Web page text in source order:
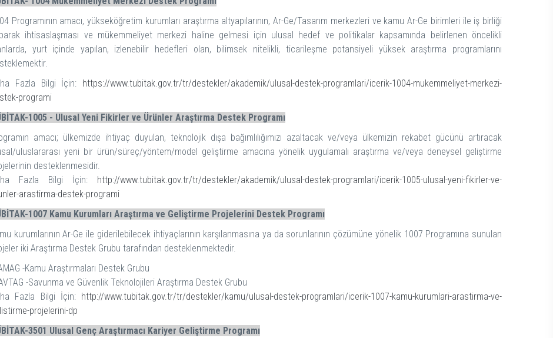
Programının amacı, yükseköğretim kurumları araştırma altyapılarının, Ar-Ge/Tasarım merkezleri ve kamu Ar-Ge birimleri ile iş birliği
ihtisaslaşması ve mükemmeliyet merkezi haline gelmesi için ulusal hedef ve politikalar kapsamında belirlenen öncelikli
yurt içinde yapılan, izlenebilir hedefleri olan, bilimsek nitelikli, ticarileşme potansiyeli yüksek araştırma programlarını
Fazla Bilgi İçin: https://www.tubitak.gov.tr/tr/destekler/akademik/ulusal-destek-programlari/icerik-1004-mukemmeliyet-merkezi-
programi
1005 - Ulusal Yeni Fikirler ve Ürünler Araştırma Destek Programı
amacı; ülkemizde ihtiyaç duyulan, teknolojik dışa bağımlılığımızı azaltacak ve/veya ülkemizin rekabet gücünü artıracak
uluslararası yeni bir ürün/süreç/yöntem/model geliştirme amacına yönelik uygulamalı araştırma ve/veya deneysel geliştirme
desteklenmesidir.
Fazla Bilgi İçin: http://www.tubitak.gov.tr/tr/destekler/akademik/ulusal-destek-programlari/icerik-1005-ulusal-yeni-fikirler-ve-
arastirma-destek-programi
1007 Kamu Kurumları Araştırma ve Geliştirme Projelerini Destek Programı
kurumlarının Ar-Ge ile giderilebilecek ihtiyaçlarının karşılanmasına ya da sorunlarının çözümüne yönelik 1007 Programına sunulan
iki Araştırma Destek Grubu tarafından desteklenmektedir.
-Kamu Araştırmaları Destek Grubu
-Savunma ve Güvenlik Teknolojileri Araştırma Destek Grubu
Fazla Bilgi İçin: http://www.tubitak.gov.tr/tr/destekler/kamu/ulusal-destek-programlari/icerik-1007-kamu-kurumlari-arastirma-ve-
projelerini-dp
3501 Ulusal Genç Araştırmacı Kariyer Geliştirme Programı